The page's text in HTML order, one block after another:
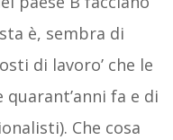
è, sembra di
di lavoro’ che le
fa e di
Che cosa